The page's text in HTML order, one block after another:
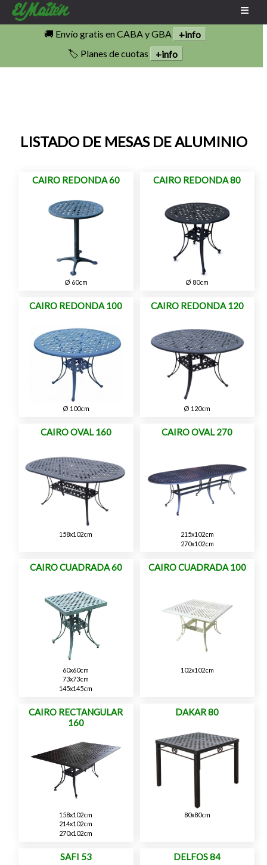
🚚 Envío gratis en CABA y GBA
+info
🏷️ Planes de cuotas
+info
LISTADO DE MESAS DE ALUMINIO
CAIRO REDONDA 60
Ø 60cm
CAIRO REDONDA 80
Ø 80cm
CAIRO REDONDA 100
Ø 100cm
CAIRO REDONDA 120
Ø 120cm
CAIRO OVAL 160
158x102cm
CAIRO OVAL 270
215x102cm
270x102cm
CAIRO CUADRADA 60
60x60cm
73x73cm
145x145cm
CAIRO CUADRADA 100
102x102cm
CAIRO RECTANGULAR
160
158x102cm
214x102cm
270x102cm
DAKAR 80
80x80cm
SAFI 53 DELFOS 84